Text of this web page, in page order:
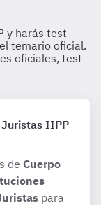
Juristas IIPP
de Cuerpo
para